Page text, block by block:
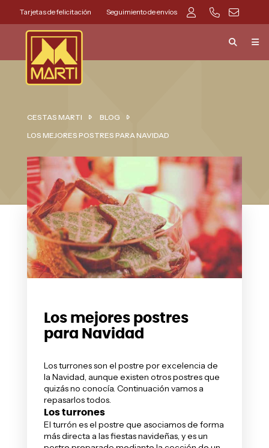
Tarjetas de felicitación Seguimiento de envíos
CESTAS MARTI
BLOG
LOS MEJORES POSTRES PARA NAVIDAD
Los mejores postres
para Navidad
Losturronesson el postre por excelencia de
la Navidad, aunque existen otros postres que
quizás no conocía. Continuación vamos a
repasarlos todos.
Los turrones
El turrón es el postre que asociamos de forma
más directa a las fiestas navideñas, y es un